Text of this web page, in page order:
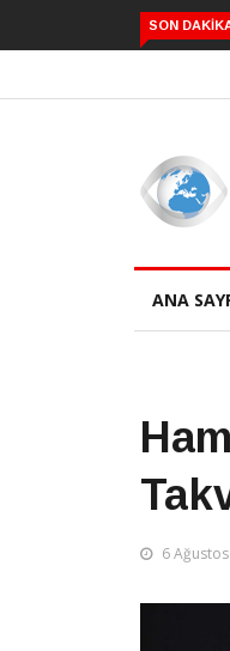
SON
Bir Nükleer Silah Yarış
ANA
6